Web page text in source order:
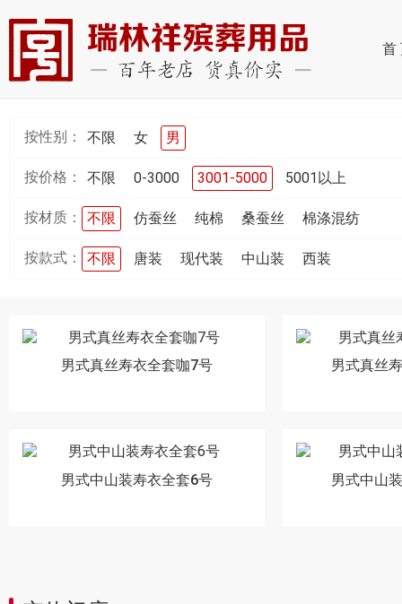
首
按性别： 不限 女 男
按价格： 不限 0-3000 3001-5000 5001以上
按材质： 不限 仿蚕丝 纯棉 桑蚕丝 棉涤混纺
按款式： 不限 唐装 现代装 中山装 西装
男式真丝寿衣全套咖7号 男式真丝
男式中山装寿衣全套6号 男式中山